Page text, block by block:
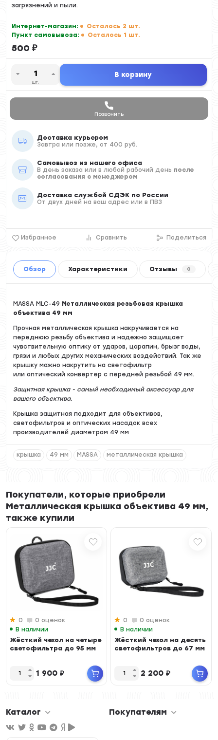
загрязнений и пыли.
Интернет-магазин:
Осталось 2 шт.
Пункт самовывоза:
Осталось 1 шт.
500 ₽
шт.
В корзину
Позвонить
Доставка курьером
Завтра или позже, от 400 руб.
Самовывоз из нашего офиса
В день заказа или в любой рабочий день после
согласования с менеджером
Доставка службой СДЭК по России
От двух дней на ваш адрес или в ПВЗ
Избранное Сравнить Поделиться
Обзор Характеристики Отзывы 0
MASSA MLC-49 Металлическая резьбовая крышка
объектива 49 мм
Прочная металлическая крышка накручивается на
переднюю резьбу объектива и надежно защищает
чувствительную оптику от ударов, царапин, брызг воды,
грязи и любых других механических воздействий. Так же
крышку можно накрутить на светофильтр
или оптический конвертер с передней резьбой 49 мм.
Защитная крышка - самый необходимый аксессуар для
вашего объектива.
Крышка защитная подходит для объективов,
светофильтров и оптических насадок всех
производителей диаметром 49 мм
крышка 49 мм MASSA металлическая крышка
Покупатели, которые приобрели
Металлическая крышка объектива 49 мм,
также купили
0
0 оценок
В наличии
Жёсткий чехол на четыре
светофильтра до 95 мм
1 900 ₽
0
0 оценок
В наличии
Жёсткий чехол на десять
светофильтров до 67 мм
2 200 ₽
Каталог Покупателям